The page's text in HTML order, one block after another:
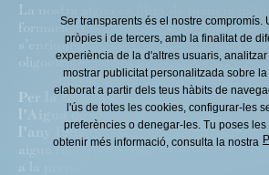
La nostra aigua es filtra de manera
formacions rocoses calcàries.
s’enriqueix lentament amb les sals
oligoelements propis del subsol
Per la seva puresa i per la seva
l’Aigua de Veri va ser declarada
l’any 1969.El seu baix contingut en
aigua recomanada per a dietes pobres
a la preparació d’aliments infantils.
Ser transparents és el nostre compromís.
pròpies i de tercers, amb la finalitat de
experiència de la d'altres usuaris,
mostrar publicitat personalitzada sobre la
elaborat a partir dels teus hàbits de
l'ús de totes les cookies, configurar-les
preferències o denegar-les. Tu poses
obtenir més informació, consulta la nostra